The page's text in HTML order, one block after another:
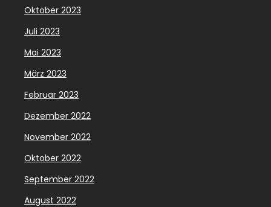
Oktober 2023
Juli 2023
Mai 2023
März 2023
Februar 2023
Dezember 2022
November 2022
Oktober 2022
September 2022
August 2022